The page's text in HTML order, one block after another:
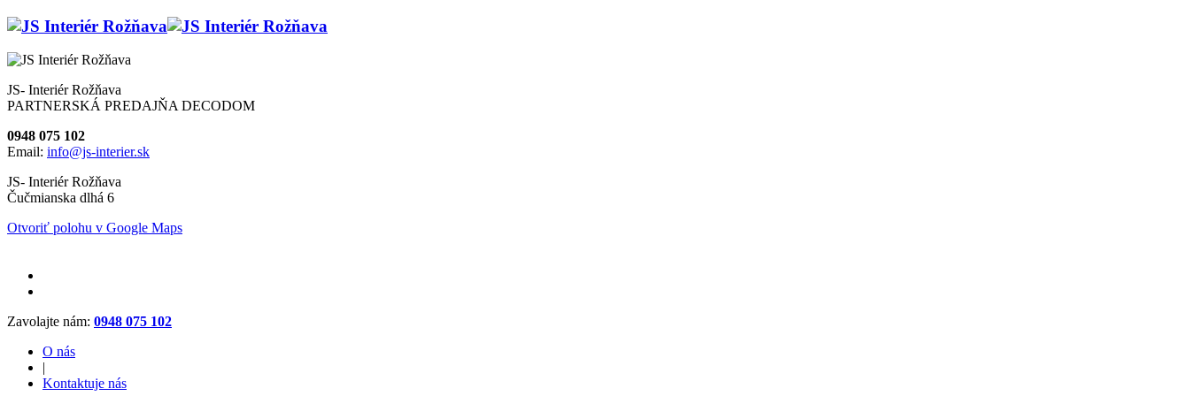
JS- Interiér Rožňava
PARTNERSKÁ PREDAJŇA DECODOM
0948 075 102
Email: info@js-interier.sk
JS- Interiér Rožňava
Čučmianska dlhá 6
Otvoriť polohu v Google Maps
Zavolajte nám: 0948 075 102
O nás
|
Kontaktuje nás